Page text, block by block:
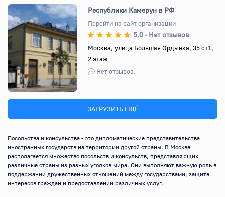
Назад Вперед
Республики Камерун в РФ
Перейти на сайт организации
5.0 • Нет отзывов
Москва, улица Большая Ордынка, 35 ст1,
2 этаж
Нет отзывов.
ЗАГРУЗИТЬ ЕЩЁ
Посольства и консульства - это дипломатические представительства
иностранных государств на территории другой страны. В Москве
располагается множество посольств и консульств, представляющих
различные страны из разных уголков мира. Они выполняют важную роль в
поддержании дружественных отношений между государствами, защите
интересов граждан и предоставлении различных услуг.